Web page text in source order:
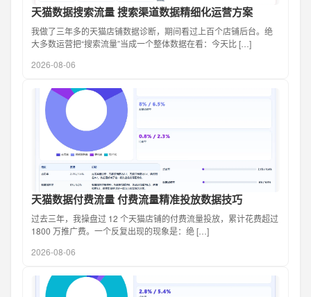
天猫数据搜索流量 搜索渠道数据精细化运营方案
我做了三年多的天猫店铺数据诊断，期间看过上百个店铺后台。绝
大多数运营把“搜索流量”当成一个整体数据在看：今天比 […]
2026-08-06
天猫数据付费流量 付费流量精准投放数据技巧
过去三年，我操盘过 12 个天猫店铺的付费流量投放，累计花费超过
1800 万推广费。一个反复出现的现象是：绝 […]
2026-08-06